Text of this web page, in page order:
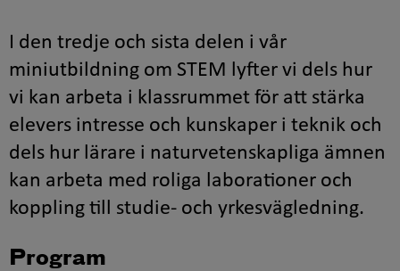
I den tredje och sista delen i vår
miniutbildning om STEM lyfter vi dels hur
vi kan arbeta i klassrummet för att stärka
elevers intresse och kunskaper i teknik och
dels hur lärare i naturvetenskapliga ämnen
kan arbeta med roliga laborationer och
koppling till studie- och yrkesvägledning.
Program